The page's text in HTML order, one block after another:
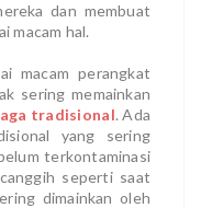
dan membuat
macam hal.
macam perangkat
sering memainkan
tradisional. Ada
yang sering
terkontaminasi
seperti saat
dimainkan oleh